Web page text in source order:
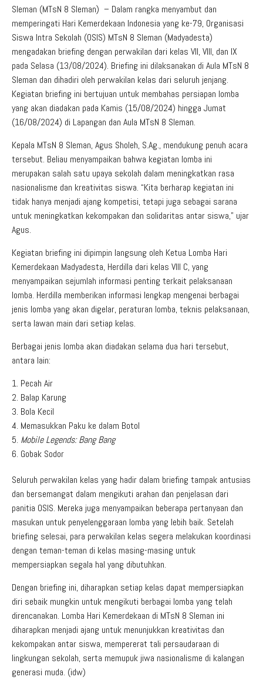
Pojok Literasi
Maklumat Pelayanan
Download
Informasi Publik
Regulasi PPID
Profil PPID
Struktur Organisasi
Sleman (MTsN 8 Sleman) – Dalam rangka menyambut dan
memperingati Hari Kemerdekaan Indonesia yang ke-79, Organisasi
Siswa Intra Sekolah (OSIS) MTsN 8 Sleman (Madyadesta)
mengadakan briefing dengan perwakilan dari kelas VII, VIII, dan IX
pada Selasa (13/08/2024). Briefing ini dilaksanakan di Aula MTsN 8
Sleman dan dihadiri oleh perwakilan kelas dari seluruh jenjang.
Kegiatan briefing ini bertujuan untuk membahas persiapan lomba
yang akan diadakan pada Kamis (15/08/2024) hingga Jumat
(16/08/2024) di Lapangan dan Aula MTsN 8 Sleman.
Kepala MTsN 8 Sleman, Agus Sholeh, S.Ag., mendukung penuh acara
tersebut. Beliau menyampaikan bahwa kegiatan lomba ini
merupakan salah satu upaya sekolah dalam meningkatkan rasa
nasionalisme dan kreativitas siswa. “Kita berharap kegiatan ini
tidak hanya menjadi ajang kompetisi, tetapi juga sebagai sarana
untuk meningkatkan kekompakan dan solidaritas antar siswa,” ujar
Agus.
Kegiatan briefing ini dipimpin langsung oleh Ketua Lomba Hari
Kemerdekaan Madyadesta, Herdilla dari kelas VIII C, yang
menyampaikan sejumlah informasi penting terkait pelaksanaan
lomba. Herdilla memberikan informasi lengkap mengenai berbagai
jenis lomba yang akan digelar, peraturan lomba, teknis pelaksanaan,
serta lawan main dari setiap kelas.
Berbagai jenis lomba akan diadakan selama dua hari tersebut,
antara lain:
Pecah Air
Balap Karung
Bola Kecil
Memasukkan Paku ke dalam Botol
Mobile Legends: Bang Bang
Gobak Sodor
Seluruh perwakilan kelas yang hadir dalam briefing tampak antusias
dan bersemangat dalam mengikuti arahan dan penjelasan dari
panitia OSIS. Mereka juga menyampaikan beberapa pertanyaan dan
masukan untuk penyelenggaraan lomba yang lebih baik. Setelah
briefing selesai, para perwakilan kelas segera melakukan koordinasi
dengan teman-teman di kelas masing-masing untuk
mempersiapkan segala hal yang dibutuhkan.
Dengan briefing ini, diharapkan setiap kelas dapat mempersiapkan
diri sebaik mungkin untuk mengikuti berbagai lomba yang telah
direncanakan. Lomba Hari Kemerdekaan di MTsN 8 Sleman ini
diharapkan menjadi ajang untuk menunjukkan kreativitas dan
kekompakan antar siswa, mempererat tali persaudaraan di
lingkungan sekolah, serta memupuk jiwa nasionalisme di kalangan
generasi muda. (idw)